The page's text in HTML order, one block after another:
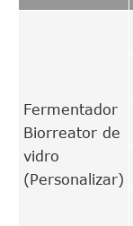
Fermentador
Biorreator de
vidro
(Personalizar)